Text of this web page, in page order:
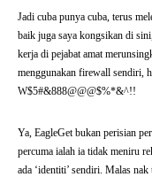
Jadi cuba punya cuba, terus
baik juga saya kongsikan di
kerja di pejabat amat
menggunakan firewall sendiri,
W$5#&888@@@$%*&^!!
Ya, EagleGet bukan perisian
percuma ialah ia tidak meniru
ada ‘identiti’ sendiri. Malas